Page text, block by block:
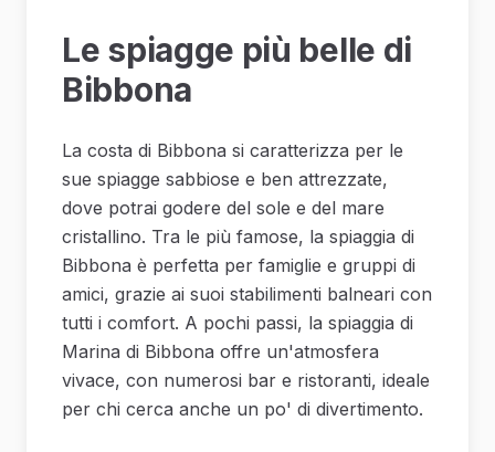
Le spiagge più belle di
Bibbona
La costa di Bibbona si caratterizza per le
sue spiagge sabbiose e ben attrezzate,
dove potrai godere del sole e del mare
cristallino. Tra le più famose, la spiaggia di
Bibbona è perfetta per famiglie e gruppi di
amici, grazie ai suoi stabilimenti balneari con
tutti i comfort. A pochi passi, la spiaggia di
Marina di Bibbona offre un'atmosfera
vivace, con numerosi bar e ristoranti, ideale
per chi cerca anche un po' di divertimento.